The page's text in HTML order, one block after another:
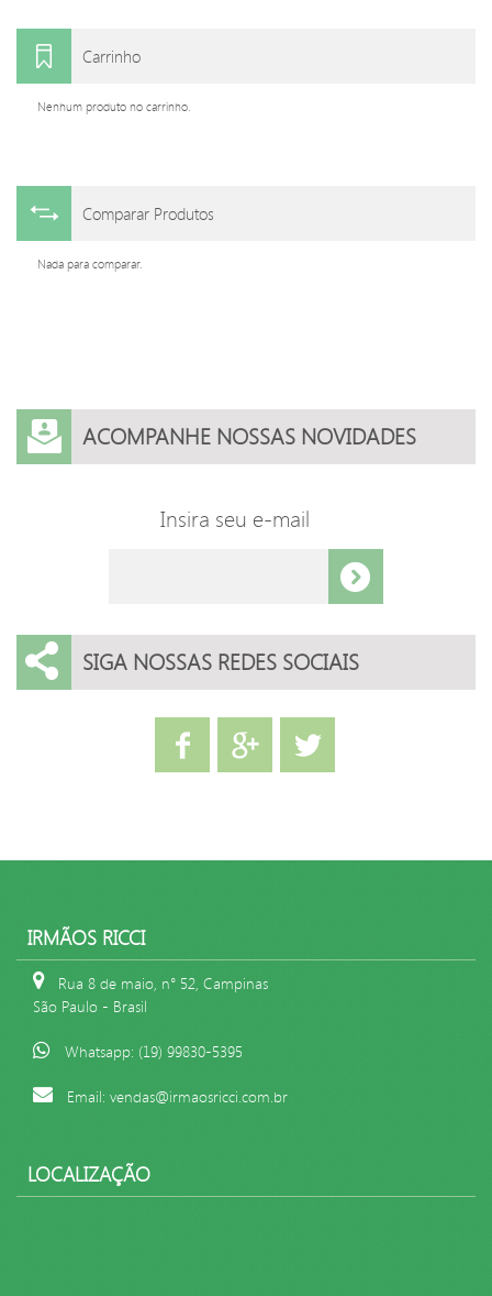
Carrinho
Nenhum produto no carrinho.
Comparar Produtos
Nada para comparar.
ACOMPANHE NOSSAS NOVIDADES
Insira seu e-mail
SIGA NOSSAS REDES SOCIAIS
IRMÃOS RICCI
Rua 8 de maio, n° 52, Campinas
São Paulo - Brasil
Whatsapp: (19) 99830-5395
Email: vendas@irmaosricci.com.br
LOCALIZAÇÃO